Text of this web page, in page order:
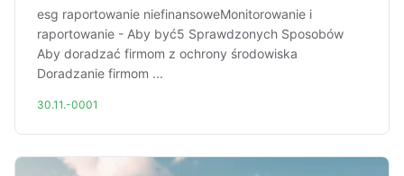
esg raportowanie niefinansoweMonitorowanie i
raportowanie - Aby być5 Sprawdzonych Sposobów
Aby doradzać firmom z ochrony środowiska
Doradzanie firmom ...
30.11.-0001